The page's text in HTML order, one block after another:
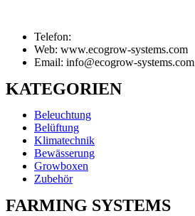
Telefon:
Web: www.ecogrow-systems.com
Email: info@ecogrow-systems.com
KATEGORIEN
Beleuchtung
Belüftung
Klimatechnik
Bewässerung
Growboxen
Zubehör
FARMING SYSTEMS